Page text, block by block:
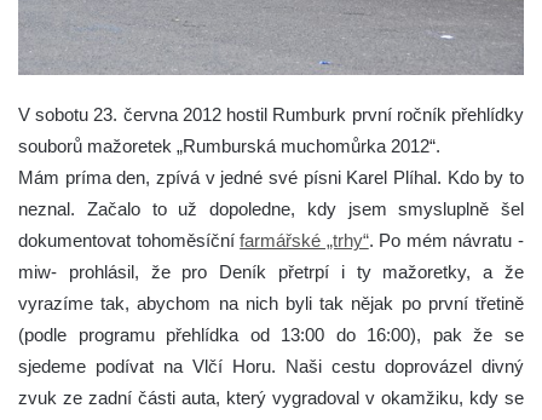
V sobotu 23. června 2012 hostil Rumburk první ročník přehlídky
souborů mažoretek „Rumburská muchomůrka 2012“.
Mám príma den, zpívá v jedné své písni Karel Plíhal. Kdo by to
neznal. Začalo to už dopoledne, kdy jsem smysluplně šel
dokumentovat tohoměsíčnífarmářské „trhy“. Po mém návratu -
miw- prohlásil, že pro Deník přetrpí i ty mažoretky, a že
vyrazíme tak, abychom na nich byli tak nějak po první třetině
(podle programu přehlídka od 13:00 do 16:00), pak že se
sjedeme podívat na Vlčí Horu. Naši cestu doprovázel divný
zvuk ze zadní části auta, který vygradoval v okamžiku, kdy se